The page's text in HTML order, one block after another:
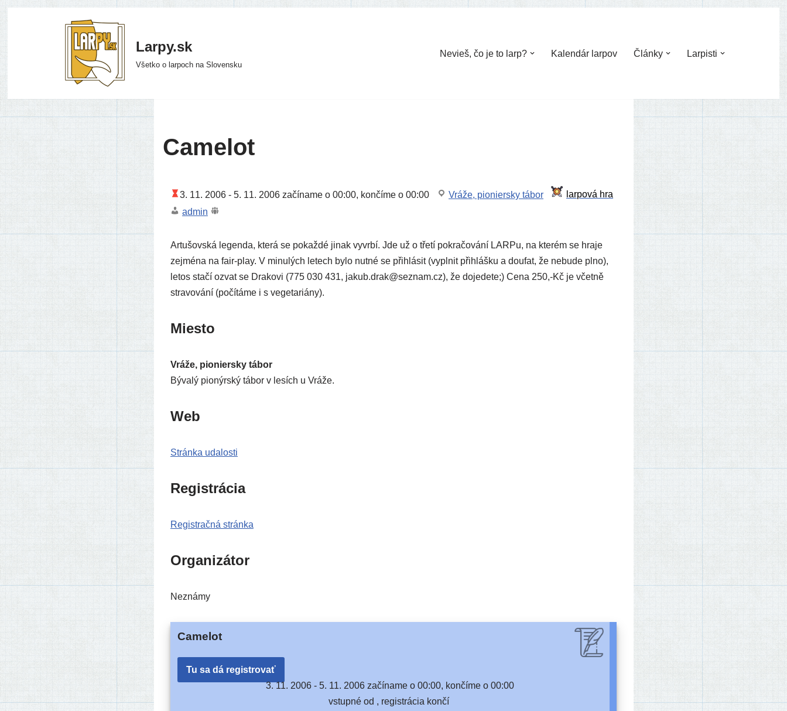
Larpy.sk
Všetko o larpoch na Slovensku
Nevieš, čo je to larp? Kalendár larpov Články Larpisti
Camelot
3. 11. 2006 -5. 11. 2006 začí­na­me o 00:00, kon­čí­me o 00:00
Vráže, pionier­sky tábor
admin
Artušovská legen­da, kte­rá se pokaž­dé jinak vyvr­bí. Jde už o tře­tí pokra­čo­vá­ní LARPu, na kte­rém se hra­je
zej­mé­na na fair-play. V minu­lých letech bylo nut­né se přih­lá­sit (vypl­nit přih­láš­ku a dou­fat, že nebu­de plno),
letos sta­čí ozvat se Drakovi (775 030 431, jakub.drak@seznam.cz), že doje­de­te;) Cena 250,-Kč je včet­ně
stra­vo­vá­ní (počí­tá­me i s vegetariány).
Miesto
Vráže, pionier­sky tábor
Bývalý pionýr­ský tábor v lesích u Vráže.
Web
Stránka uda­los­ti
Registrácia
Registračná strán­ka
Organizátor
Neznámy
Camelot
Tu sa dá registrovať
3. 11. 2006 - 5. 11. 2006 začí­na­me o 00:00, kon­čí­me o 00:00
vstup­né od , regis­trá­cia končí